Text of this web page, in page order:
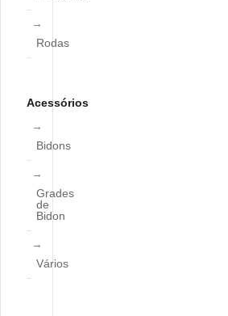
Rodas
Acessórios
Bidons
Grades
de
Bidon
Vários